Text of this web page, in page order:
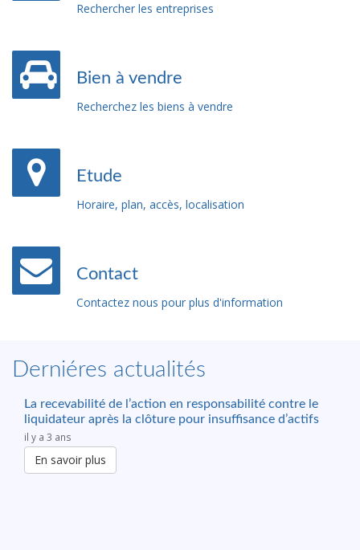
Rechercher les entreprises
Bien à vendre
Recherchez les biens à vendre
Etude
Horaire, plan, accès, localisation
Contact
Contactez nous pour plus d'information
Derniéres actualités
La recevabilité de l’action en responsabilité contre le
liquidateur après la clôture pour insuffisance d’actifs
il y a 3 ans
En savoir plus